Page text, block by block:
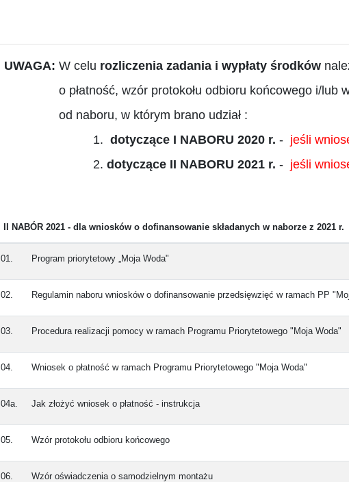
UWAGA:W celu rozliczenia zadania i wypłaty środków
o płatność, wzór protokołu odbioru końcowego i/
od naboru, w którym brano udział :
1. dotyczące I NABORU 2020 r. - jeśli
2. dotyczące II NABORU 2021 r. - jeśli
II NABÓR 2021 - dla wniosków o dofinansowanie składanych w naborze z 2021 r.
01. Program priorytetowy „Moja Woda"
02. Regulamin naboru wniosków o dofinansowanie przedsięwzięć w ramach PP
03. Procedura realizacji pomocy w ramach Programu Priorytetowego "Moja Woda"
04. Wniosek o płatność w ramach Programu Priorytetowego "Moja Woda"
04a. Jak złożyć wniosek o płatność - instrukcja
05. Wzór protokołu odbioru końcowego
06. Wzór oświadczenia o samodzielnym montażu